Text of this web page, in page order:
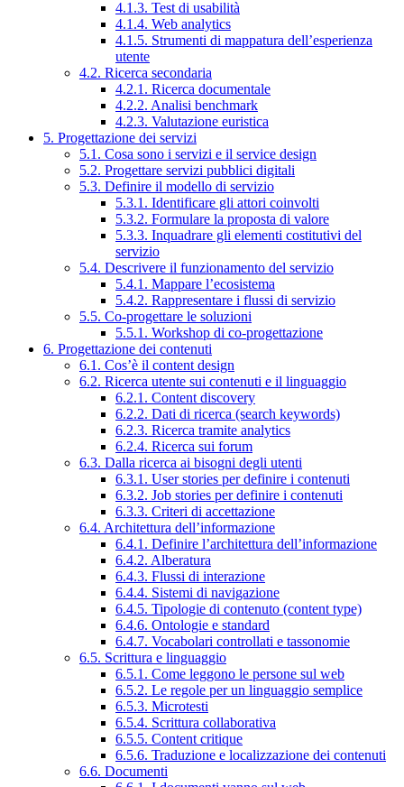
4.1.3. Test di usabilità
4.1.4. Web analytics
4.1.5. Strumenti di mappatura dell’esperienza
utente
4.2. Ricerca secondaria
4.2.1. Ricerca documentale
4.2.2. Analisi benchmark
4.2.3. Valutazione euristica
5. Progettazione dei servizi
5.1. Cosa sono i servizi e il service design
5.2. Progettare servizi pubblici digitali
5.3. Definire il modello di servizio
5.3.1. Identificare gli attori coinvolti
5.3.2. Formulare la proposta di valore
5.3.3. Inquadrare gli elementi costitutivi del
servizio
5.4. Descrivere il funzionamento del servizio
5.4.1. Mappare l’ecosistema
5.4.2. Rappresentare i flussi di servizio
5.5. Co-progettare le soluzioni
5.5.1. Workshop di co-progettazione
6. Progettazione dei contenuti
6.1. Cos’è il content design
6.2. Ricerca utente sui contenuti e il linguaggio
6.2.1. Content discovery
6.2.2. Dati di ricerca (search keywords)
6.2.3. Ricerca tramite analytics
6.2.4. Ricerca sui forum
6.3. Dalla ricerca ai bisogni degli utenti
6.3.1. User stories per definire i contenuti
6.3.2. Job stories per definire i contenuti
6.3.3. Criteri di accettazione
6.4. Architettura dell’informazione
6.4.1. Definire l’architettura dell’informazione
6.4.2. Alberatura
6.4.3. Flussi di interazione
6.4.4. Sistemi di navigazione
6.4.5. Tipologie di contenuto (content type)
6.4.6. Ontologie e standard
6.4.7. Vocabolari controllati e tassonomie
6.5. Scrittura e linguaggio
6.5.1. Come leggono le persone sul web
6.5.2. Le regole per un linguaggio semplice
6.5.3. Microtesti
6.5.4. Scrittura collaborativa
6.5.5. Content critique
6.5.6. Traduzione e localizzazione dei contenuti
6.6. Documenti